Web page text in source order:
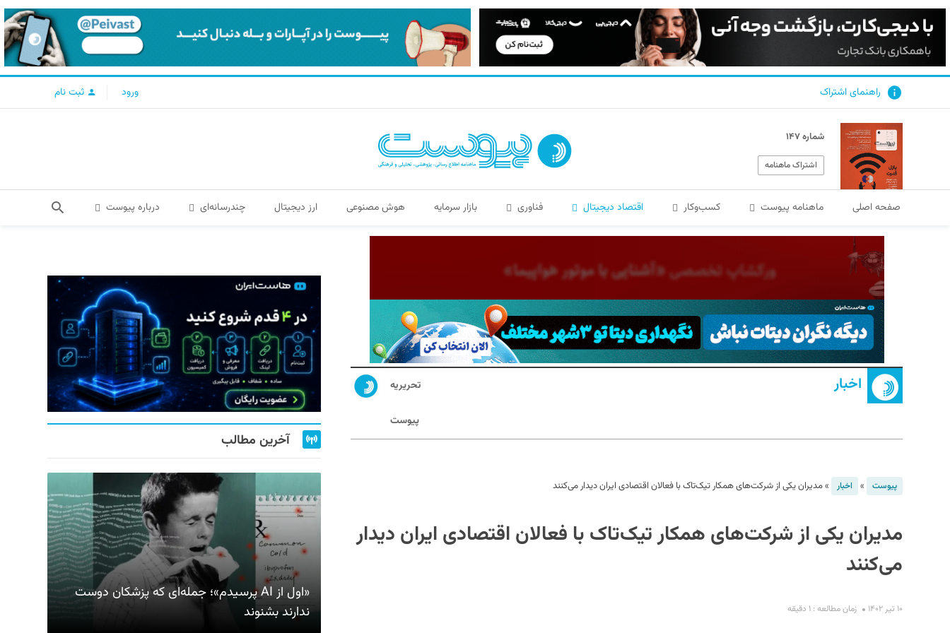
راهنمای اشتراک ورود ثبت نام
شماره ۱۴۷
اشتراک ماهنامه
صفحه اصلی ماهنامه پیوست کسب‌و‌کار اقتصاد دیجیتال فناوری بازار سرمایه هوش مصنوعی ارز دیجیتال چندرسانه‌ای درباره پیوست
اخبار تحریریه
پیوست
پیوست » اخبار »مدیران یکی از شرکت‌های همکار تیک‌تاک با فعالان اقتصادی ایران دیدار می‌‌کنند
مدیران یکی از شرکت‌های همکار تیک‌تاک با فعالان اقتصادی ایران دیدار
می‌‌کنند
۱۰ تیر ۱۴۰۲ زمان مطالعه : ۱ دقیقه
آخرین مطالب
«اول از AI پرسیدم»؛ جمله‌ای که پزشکان دوست
ندارند بشنوند